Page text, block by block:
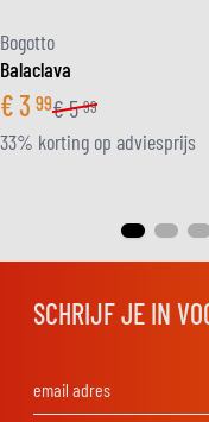
Bogotto
Balaclava
€3 99€5 99
33% korting op adviesprijs
SCHRIJF JE IN